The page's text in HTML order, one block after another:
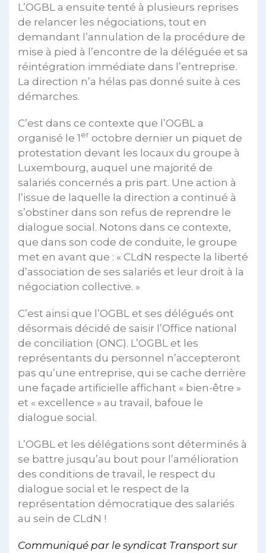
L’OGBL a ensuite tenté à plusieurs reprises
de relancer les négociations, tout en
demandant l’annulation de la procédure de
mise à pied à l’encontre de la déléguée et sa
réintégration immédiate dans l’entreprise.
La direction n’a hélas pas donné suite à ces
démarches.
C’est dans ce contexte que l’OGBL a
organisé le 1 er octobre dernier un piquet de
protestation devant les locaux du groupe à
Luxembourg, auquel une majorité de
salariés concernés a pris part. Une action à
l’issue de laquelle la direction a continué à
s’obstiner dans son refus de reprendre le
dialogue social. Notons dans ce contexte,
que dans son code de conduite, le groupe
met en avant que : « CLdN respecte la liberté
d’association de ses salariés et leur droit à la
négociation collective. »
C’est ainsi que l’OGBL et ses délégués ont
désormais décidé de saisir l’Office national
de conciliation (ONC). L’OGBL et les
représentants du personnel n’accepteront
pas qu’une entreprise, qui se cache derrière
une façade artificielle affichant « bien-être »
et « excellence » au travail, bafoue le
dialogue social.
L’OGBL et les délégations sont déterminés à
se battre jusqu’au bout pour l’amélioration
des conditions de travail, le respect du
dialogue social et le respect de la
représentation démocratique des salariés
au sein de CLdN !
Communiqué par le syndicat Transport sur